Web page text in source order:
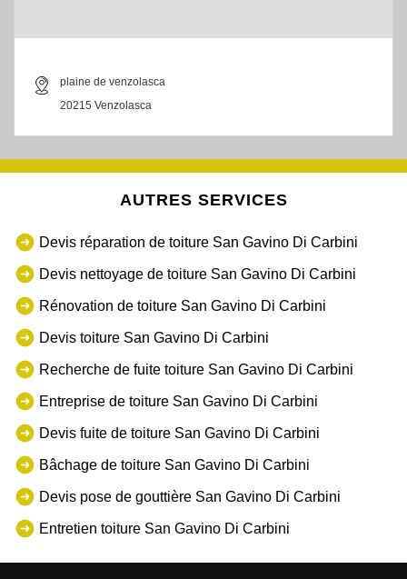
plaine de venzolasca
20215 Venzolasca
AUTRES SERVICES
Devis réparation de toiture San Gavino Di Carbini
Devis nettoyage de toiture San Gavino Di Carbini
Rénovation de toiture San Gavino Di Carbini
Devis toiture San Gavino Di Carbini
Recherche de fuite toiture San Gavino Di Carbini
Entreprise de toiture San Gavino Di Carbini
Devis fuite de toiture San Gavino Di Carbini
Bâchage de toiture San Gavino Di Carbini
Devis pose de gouttière San Gavino Di Carbini
Entretien toiture San Gavino Di Carbini